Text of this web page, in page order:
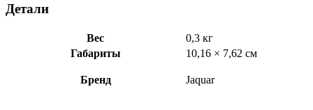
Детали
Вес
0,3 кг
Габариты
10,16 × 7,62 см
Бренд Jaquar